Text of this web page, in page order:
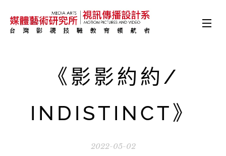
《影影約約/
INDISTINCT》
2022-05-02